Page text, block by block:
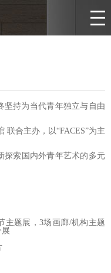
坚持为当代青年独立与自由
联合主办，以“FACES”为主
探索国内外青年艺术的多元
主题展，3场画廊/机构主题
展